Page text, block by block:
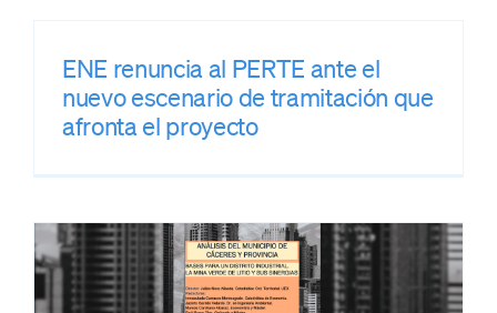
ENE renuncia al PERTE ante el
nuevo escenario de tramitación que
afronta el proyecto